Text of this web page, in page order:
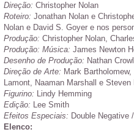
Direção: Christopher Nolan
Roteiro: Jonathan Nolan e
Nolan e David S. Goyer e nos
Produção: Christopher Nolan,
Produção: Música: James Newton
Desenho de Produção: Nathan
Direção de Arte: Mark
Lamont, Naaman Marshall e Steven
Figurino: Lindy Hemming
Edição: Lee Smith
Efeitos Especiais: Double Negative
Elenco: